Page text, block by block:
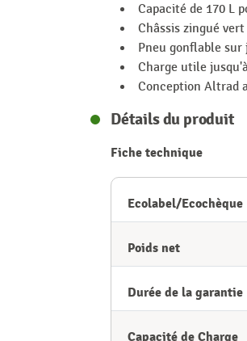
Capacité de 170 L
Châssis zingué
Pneu gonflable
Charge utile
Conception Altrad
Détails du produit
Fiche technique
Ecolabel/Ecochèque
Poids net
Durée de la garantie
Capacité de Charge